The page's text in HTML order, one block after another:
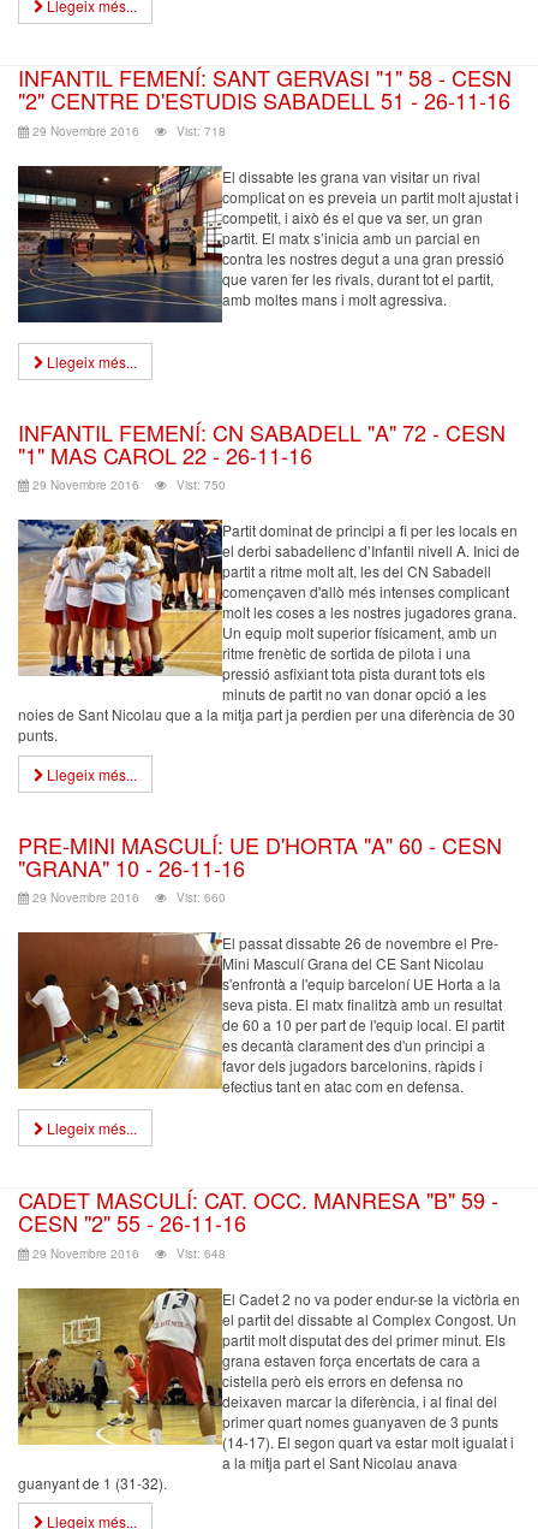
Llegeix més...
INFANTIL FEMENÍ: SANT GERVASI "1" 58 - CESN
"2" CENTRE D'ESTUDIS SABADELL 51 - 26-11-16
29 Novembre 2016 Vist: 718
El dissabte les grana van visitar un rival
complicat on es preveia un partit molt ajustat i
competit, i això és el que va ser, un gran
partit. El matx s’inicia amb un parcial en
contra les nostres degut a una gran pressió
que varen fer les rivals, durant tot el partit,
amb moltes mans i molt agressiva.
Llegeix més...
INFANTIL FEMENÍ: CN SABADELL "A" 72 - CESN
"1" MAS CAROL 22 - 26-11-16
29 Novembre 2016 Vist: 750
Partit dominat de principi a fi per les locals en
el derbi sabadellenc d’Infantil nivell A. Inici de
partit a ritme molt alt, les del CN Sabadell
començaven d'allò més intenses complicant
molt les coses a les nostres jugadores grana.
Un equip molt superior físicament, amb un
ritme frenètic de sortida de pilota i una
pressió asfixiant tota pista durant tots els
minuts de partit no van donar opció a les
noies de Sant Nicolau que a la mitja part ja perdien per una diferència de 30
punts.
Llegeix més...
PRE-MINI MASCULÍ: UE D'HORTA "A" 60 - CESN
"GRANA" 10 - 26-11-16
29 Novembre 2016 Vist: 660
El passat dissabte 26 de novembre el Pre-
Mini Masculí Grana del CE Sant Nicolau
s'enfrontà a l'equip barceloní UE Horta a la
seva pista. El matx finalitzà amb un resultat
de 60 a 10 per part de l'equip local. El partit
es decantà clarament des d'un principi a
favor dels jugadors barcelonins, ràpids i
efectius tant en atac com en defensa.
Llegeix més...
CADET MASCULÍ: CAT. OCC. MANRESA "B" 59 -
CESN "2" 55 - 26-11-16
29 Novembre 2016 Vist: 648
El Cadet 2 no va poder endur-se la victòria en
el partit del dissabte al Complex Congost. Un
partit molt disputat des del primer minut. Els
grana estaven força encertats de cara a
cistella però els errors en defensa no
deixaven marcar la diferència, i al final del
primer quart nomes guanyaven de 3 punts
(14-17). El segon quart va estar molt igualat i
a la mitja part el Sant Nicolau anava
guanyant de 1 (31-32).
Llegeix més...